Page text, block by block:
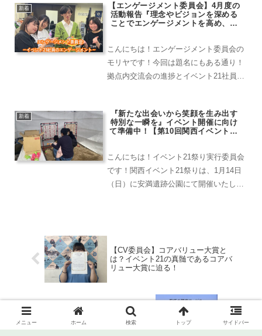
の？何してるか気になりますよね！Web
未経験の新卒が、イベ...
新着
【エンゲージメント委員会】4月度の
活動報告『理念やビジョンを深める
ことでエンゲージメントを高め、自
拠点内交流会とイベント21社員の個
性あふれるSNS発信～
こんにちは！エンゲージメント委員会の
モリヤです！今回は題名にもある通り！
拠点内交流会の進捗とイベント21社員の
点交流会🎈全体会議からの、、、新卒歓
迎会！そろそ...
新着
『新たな出会いから笑顔を生み出す
特別な一瞬を』イベント開催に向け
て準備中！【第10回関西イベント21
こんにちは！イベント21祭り実行委員会
です！関西イベント21祭りは、1月14日
（日）に安満遺跡公園にて開催いたしま
【CV委員会】コアバリュー大賞と
は？イベント21の真髄であるコアバ
リュー大賞に迫る！
【コアバリュー委員会】7月度の活
メニュー ホーム 検索 トップ サイドバー